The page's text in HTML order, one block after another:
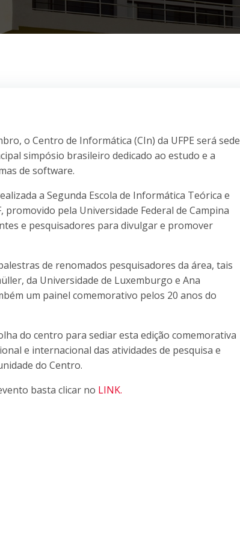
o Centro de Informática (CIn) da UFPE será sede
simpósio brasileiro dedicado ao estudo e a
de software.
a Segunda Escola de Informática Teórica e
pela Universidade Federal de Campina
e pesquisadores para divulgar e promover
de renomados pesquisadores da área, tais
da Universidade de Luxemburgo e Ana
um painel comemorativo pelos 20 anos do
do centro para sediar esta edição comemorativa
e internacional das atividades de pesquisa e
do Centro.
basta clicar no LINK.